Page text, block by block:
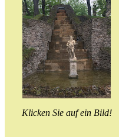
Klicken Sie auf ein Bild!